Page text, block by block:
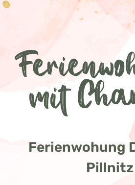
Zum
Ferienwohung
Pillnitz